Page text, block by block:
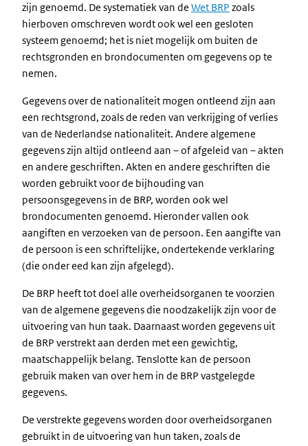
zijn genoemd. De systematiek van de Wet BRP zoals
hierboven omschreven wordt ook wel een gesloten
systeem genoemd; het is niet mogelijk om buiten de
rechtsgronden en brondocumenten om gegevens op te
nemen.
Gegevens over de nationaliteit mogen ontleend zijn aan
een rechtsgrond, zoals de reden van verkrijging of verlies
van de Nederlandse nationaliteit. Andere algemene
gegevens zijn altijd ontleend aan – of afgeleid van – akten
en andere geschriften. Akten en andere geschriften die
worden gebruikt voor de bijhouding van
persoonsgegevens in de BRP, worden ook wel
brondocumenten genoemd. Hieronder vallen ook
aangiften en verzoeken van de persoon. Een aangifte van
de persoon is een schriftelijke, ondertekende verklaring
(die onder eed kan zijn afgelegd).
De BRP heeft tot doel alle overheidsorganen te voorzien
van de algemene gegevens die noodzakelijk zijn voor de
uitvoering van hun taak. Daarnaast worden gegevens uit
de BRP verstrekt aan derden met een gewichtig,
maatschappelijk belang. Tenslotte kan de persoon
gebruik maken van over hem in de BRP vastgelegde
gegevens.
De verstrekte gegevens worden door overheidsorganen
gebruikt in de uitvoering van hun taken, zoals de